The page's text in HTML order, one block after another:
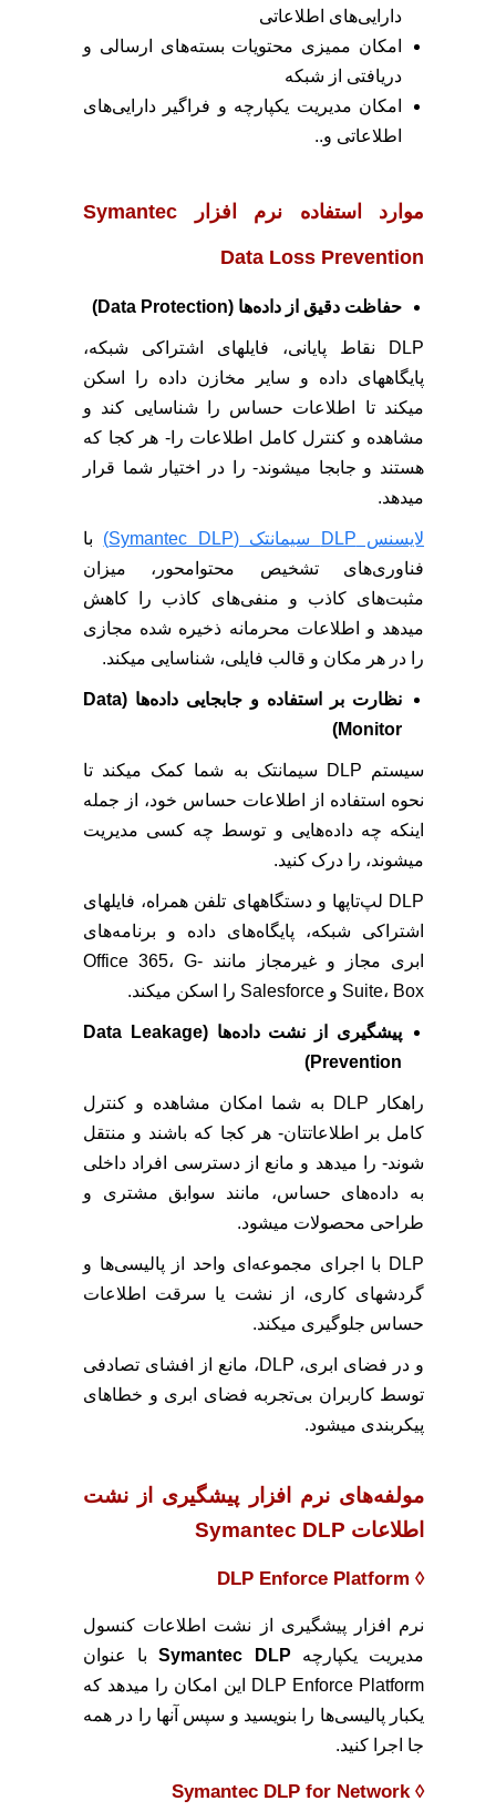
دارایی‌های اطلاعاتی
امکان ممیزی محتویات بسته‌های ارسالی و
دریافتی از شبکه
امکان مدیریت یکپارچه و فراگیر دارایی‌های
اطلاعاتی و..
موارد استفاده نرم افزار Symantec
Data Loss Prevention
حفاظت دقیق از داده‌ها (Data Protection)
DLP نقاط پایانی، فایلهای اشتراکی شبکه،
پایگاههای داده و سایر مخازن داده را اسکن
میکند تا اطلاعات حساس را شناسایی کند و
مشاهده و کنترل کامل اطلاعات را- هر کجا که
هستند و جابجا میشوند- را در اختیار شما قرار
میدهد.
لایسنس DLP سیمانتک (Symantec DLP)
با
فناوری‌های تشخیص محتوامحور، میزان
مثبت‌های کاذب و منفی‌های کاذب را کاهش
میدهد و اطلاعات محرمانه ذخیره شده مجازی
را در هر مکان و قالب فایلی، شناسایی میکند.
نظارت بر استفاده و جابجایی داده‌ها (Data
Monitor)
سیستم DLP سیمانتک به شما کمک میکند تا
نحوه استفاده از اطلاعات حساس خود، از جمله
اینکه چه داده‌هایی و توسط چه کسی مدیریت
میشوند، را درک کنید.
DLP لپ‌تاپها و دستگاههای تلفن همراه، فایلهای
اشتراکی شبکه، پایگاه‌های داده و برنامه‌های
ابری مجاز و غیرمجاز مانند Office 365، G-
Suite، Box و Salesforce را اسکن میکند.
پیشگیری از نشت داده‌ها (Data Leakage
Prevention)
راهکار DLP به شما امکان مشاهده و کنترل
کامل بر اطلاعاتتان- هر کجا که باشند و منتقل
شوند- را میدهد و مانع از دسترسی افراد داخلی
به داده‌های حساس، مانند سوابق مشتری و
طراحی محصولات میشود.
DLP با اجرای مجموعه‌ای واحد از پالیسی‌ها و
گردشهای کاری، از نشت یا سرقت اطلاعات
حساس جلوگیری میکند.
و در فضای ابری، DLP، مانع از افشای تصادفی
توسط کاربران بی‌تجربه فضای ابری و خطاهای
پیکربندی میشود.
مولفه‌های نرم افزار پیشگیری از نشت
اطلاعات Symantec DLP
◊
DLP Enforce Platform
نرم افزار پیشگیری از نشت اطلاعات کنسول
مدیریت یکپارچه Symantec DLPبا عنوان
DLP Enforce Platform این امکان را میدهد که
یکبار پالیسی‌ها را بنویسید و سپس آنها را در همه
جا اجرا کنید.
◊
Symantec DLP for Network